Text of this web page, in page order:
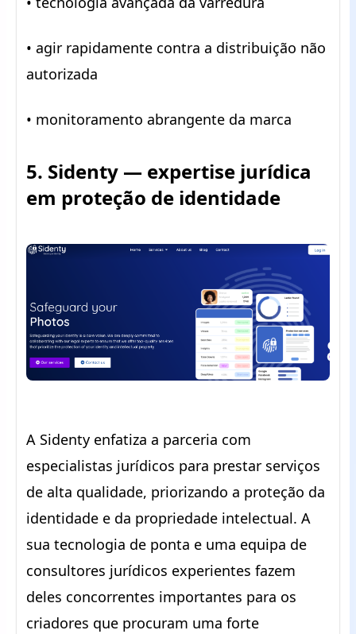
• agir rapidamente contra a distribuição não
autorizada
• monitoramento abrangente da marca
5. Sidenty — expertise jurídica
em proteção de identidade
A Sidenty enfatiza a parceria com
especialistas jurídicos para prestar serviços
de alta qualidade, priorizando a proteção da
identidade e da propriedade intelectual. A
sua tecnologia de ponta e uma equipa de
consultores jurídicos experientes fazem
deles concorrentes importantes para os
criadores que procuram uma forte